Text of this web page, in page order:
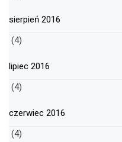
sierpień 2016
(4)
lipiec 2016
(4)
czerwiec 2016
(4)